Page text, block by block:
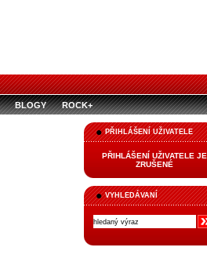
BLOGY ROCK+
PŘIHLÁŠENÍ UŽIVATELE
PŘIHLÁŠENÍ UŽIVATELE JE
ZRUŠENÉ
VYHLEDÁVANÍ